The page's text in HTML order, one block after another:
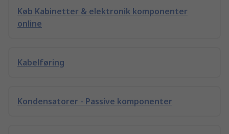
Køb Kabinetter & elektronik komponenter
online
Kabelføring
Kondensatorer - Passive komponenter